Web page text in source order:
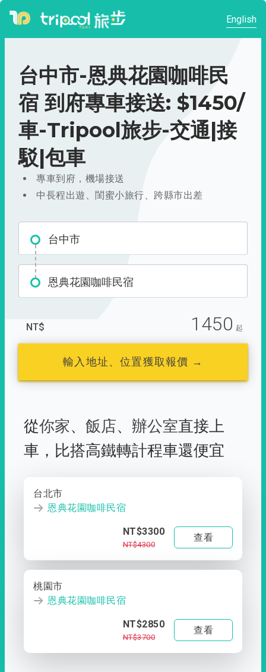
English
台中市-恩典花園咖啡民
宿 到府專車接送: $1450/
車-Tripool旅步-交通|接
駁|包車
專車到府，機場接送
中長程出遊、閨蜜小旅行、跨縣市出差
台中市
恩典花園咖啡民宿
NT$ 1450 起
輸入地址、位置獲取報價 →
從你家、 飯店、 辦公室直接上
車， 比搭高鐵轉計程車還便宜
台北市
恩典花園咖啡民宿
NT$3300
NT$4300
查看
桃園市
恩典花園咖啡民宿
NT$2850
NT$3700
查看